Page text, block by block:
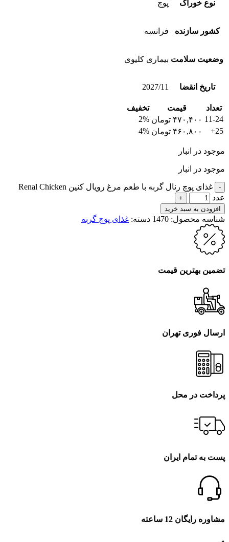
نوع خوراک پوچ
کشور سازنده فرانسه
وضعیت سلامت بیماری کلیوی
تاریخ انقضا 2027/11
تعداد قیمت
تخفیف
11-24 ۴۷۰,۴۰۰ تومان 2%
25+
۴۶۰,۸۰۰ تومان 4%
موجود در انبار
موجود در انبار
غذای پوچ رنال گربه با طعم مرغ رویال کنین Renal Chicken
عدد
افزودن به سبد خرید
شناسه محصول: 1470 دسته: غذای پوچ گربه
تضمین بهترین قیمت
ارسال فوری تهران
پرداخت در محل
پست به تمام ایران
مشاوره رایگان 12 ساعته